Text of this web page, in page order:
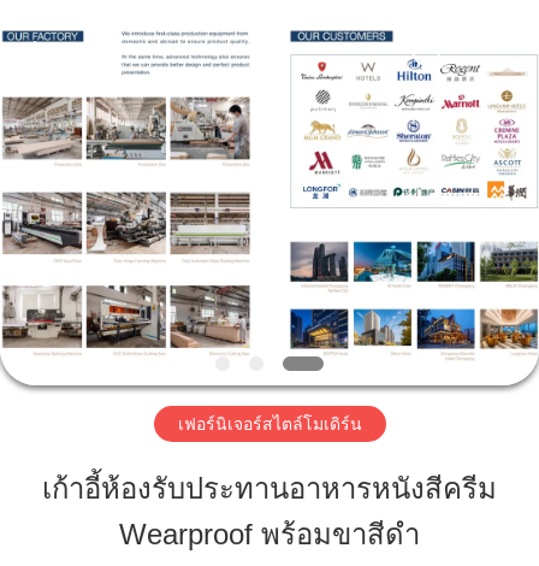
บ้าน
สินค้า
วิดีโอ
2026
Reserved.
เฟอร์นิเจอร์สไตล์โมเดิร์น
เก้าอี้ห้องรับประทานอาหารหนังสีครีม
Wearproof พร้อมขาสีดำ